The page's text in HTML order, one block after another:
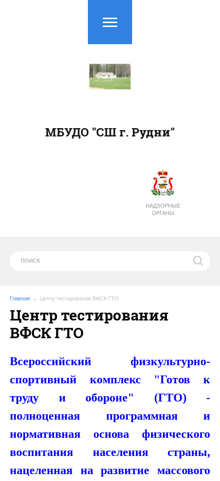
НАДЗОРНЫЕ
ОРГАНЫ
МБУДО "СШ г. Рудни"
Главная Центр тестирования ВФСК ГТО
Центр тестирования
ВФСК ГТО
Всероссийский физкультурно-
спортивный комплекс "Готов к
труду и обороне" (ГТО) -
полноценная программная и
нормативная основа физического
воспитания населения страны,
нацеленная на развитие массового